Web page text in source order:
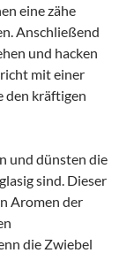
eine zähe
Anschließend
und hacken
mit einer
den kräftigen
und dünsten die
sind. Dieser
Aromen der
die Zwiebel